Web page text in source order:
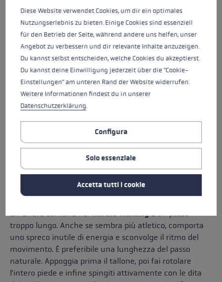
normale, ma viene eseguito in modo più attivo e
consapevole.
La procedura è semplice:
il braccio destro e la gamba sinistra si muovono
insieme in avanti
Il braccio sinistro e la gamba destra si muovono
insieme in avanti
le braccia oscillano attivamente in avanti e indietro
I passi devono essere naturali e non troppo ampi
È importante non marciare né saltare. Il movimento
dovrebbe rimanere dinamico, ma rilassato.
LA GIUSTA LUNGHEZZA DEL PASSO
Un errore comune nelNordic WalkingÈ un passo
troppo lungo. Anche se sembra più atletico, comporta
uno spreco inutile di energia e sconvolge il ritmo del
movimento. È preferibile una lunghezza del passo
naturale. Appoggia prima il tallone, poi fai rotolare
l’intero piede e infine spingiti attivamente con le dita
Diese Website verwendet Cookies, um dir ein optimales
Nutzungserlebnis zu bieten. Einige Cookies sind essenziell
für den Betrieb der Seite, während andere uns helfen, unser
Angebot zu verbessern und dir relevante Inhalte anzuzeigen.
Du kannst selbst entscheiden, welche Cookies du akzeptierst.
Du kannst deine Einwilligung jederzeit über die "Cookie-
Einstellungen" am unteren Rand der Website widerrufen.
Weitere Informationen findest du in unserer
Datenschutzerklärung.
Configura
Solo essenziale
Accetta tutti i cookie